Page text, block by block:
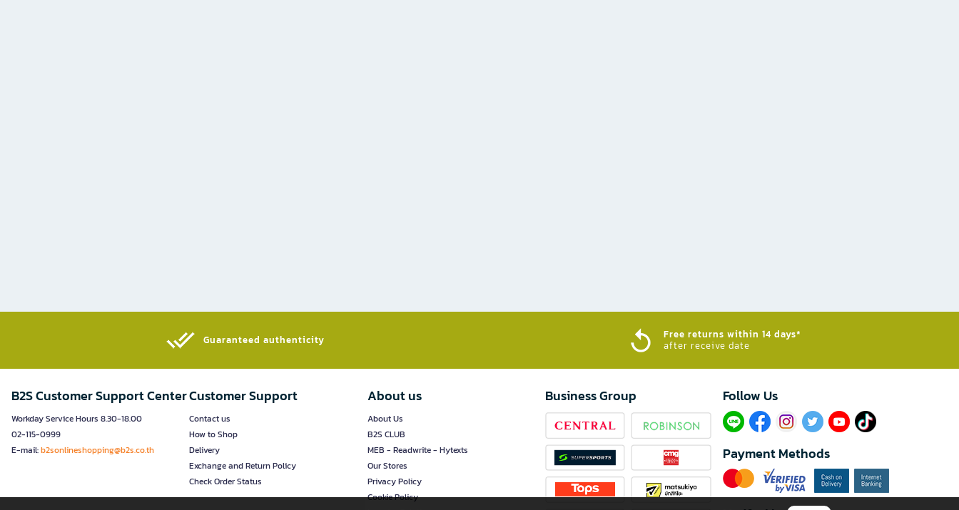
Guaranteed authenticity​
Free returns within 14 days*
after receive date
B2S Customer Support Center
Workday Service Hours 8.30-18.00
02-115-0999
E-mail:b2sonlineshopping@b2s.co.th
Customer Support
Contact us
How to Shop
Delivery
Exchange and Return Policy
Check Order Status
About us
About Us
B2S CLUB
MEB - Readwrite - Hytexts
Our Stores
Privacy Policy
Cookie Policy
Business Group Follow Us​
Payment Methods